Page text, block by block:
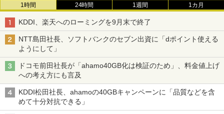
1時間 24時間 1週間 1カ月
KDDI、楽天へのローミングを9月末で終了
NTT島田社長、ソフトバンクのセブン出資に「dポイント使える
ようにして」
ドコモ前田社長が「ahamo40GB化は検証のため」、料金値上げ
への考え方にも言及
KDDI松田社長、ahamoの40GBキャンペーンに「品質などを含
めて十分対抗できる」